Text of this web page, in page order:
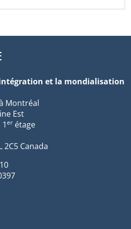
et la mondialisation
Montréal
Est
er étage
2C5 Canada